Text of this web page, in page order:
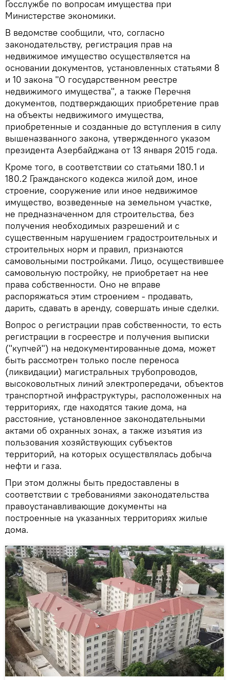
Госслужбе по вопросам имущества при
Министерстве экономики.
В ведомстве сообщили, что, согласно
законодательству, регистрация прав на
недвижимое имущество осуществляется на
основании документов, установленных статьями 8
и 10 закона "О государственном реестре
недвижимого имущества", а также Перечня
документов, подтверждающих приобретение прав
на объекты недвижимого имущества,
приобретенные и созданные до вступления в силу
вышеназванного закона, утвержденного указом
президента Азербайджана от 13 января 2015 года.
Кроме того, в соответствии со статьями 180.1 и
180.2 Гражданского кодекса жилой дом, иное
строение, сооружение или иное недвижимое
имущество, возведенные на земельном участке,
не предназначенном для строительства, без
получения необходимых разрешений и с
существенным нарушением градостроительных и
строительных норм и правил, признаются
самовольными постройками. Лицо, осуществившее
самовольную постройку, не приобретает на нее
права собственности. Оно не вправе
распоряжаться этим строением - продавать,
дарить, сдавать в аренду, совершать иные сделки.
Вопрос о регистрации прав собственности, то есть
регистрации в госреестре и получения выписки
("купчей") на недокументированные дома, может
быть рассмотрен только после переноса
(ликвидации) магистральных трубопроводов,
высоковольтных линий электропередачи, объектов
транспортной инфраструктуры, расположенных на
территориях, где находятся такие дома, на
расстояние, установленное законодательными
актами об охранных зонах, а также изъятия из
пользования хозяйствующих субъектов
территорий, на которых осуществлялась добыча
нефти и газа.
При этом должны быть предоставлены в
соответствии с требованиями законодательства
правоустанавливающие документы на
построенные на указанных территориях жилые
дома.